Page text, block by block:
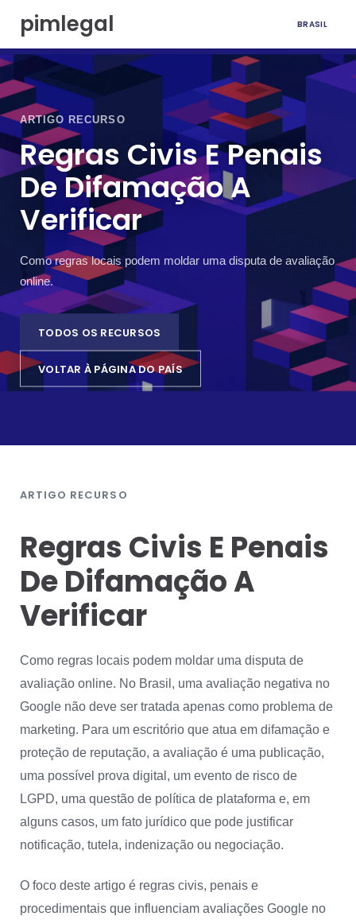
a
t
pimlegal BRASIL
ARTIGO RECURSO
Regras Civis E Penais
De Difamação A
Verificar
Como regras locais podem moldar uma disputa de avaliação
online.
TODOS OS RECURSOS
VOLTAR À PÁGINA DO PAÍS
ARTIGO RECURSO
Regras Civis E Penais
De Difamação A
Verificar
Como regras locais podem moldar uma disputa de
avaliação online. No Brasil, uma avaliação negativa no
Google não deve ser tratada apenas como problema de
marketing. Para um escritório que atua em difamação e
proteção de reputação, a avaliação é uma publicação,
uma possível prova digital, um evento de risco de
LGPD, uma questão de política de plataforma e, em
alguns casos, um fato jurídico que pode justificar
notificação, tutela, indenização ou negociação.
O foco deste artigo é regras civis, penais e
procedimentais que influenciam avaliações Google no